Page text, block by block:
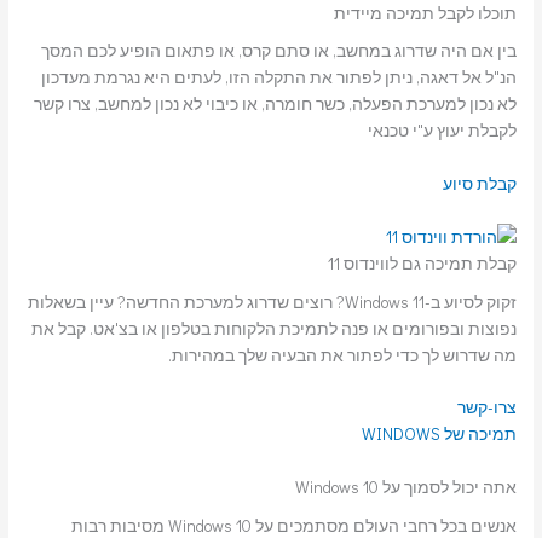
תוכלו לקבל תמיכה מיידית
בין אם היה שדרוג במחשב, או סתם קרס, או פתאום הופיע לכם המסך
הנ"ל אל דאגה, ניתן לפתור את התקלה הזו, לעתים היא נגרמת מעדכון
לא נכון למערכת הפעלה, כשר חומרה, או כיבוי לא נכון למחשב, צרו קשר
לקבלת יעוץ ע"י טכנאי
קבלת סיוע
קבלת תמיכה גם לווינדוס 11
זקוק לסיוע ב-Windows 11? רוצים שדרוג למערכת החדשה? עיין בשאלות
נפוצות ובפורומים או פנה לתמיכת הלקוחות בטלפון או בצ'אט. קבל את
מה שדרוש לך כדי לפתור את הבעיה שלך במהירות.
צרו-קשר
תמיכה של WINDOWS
אתה יכול לסמוך על Windows 10
אנשים בכל רחבי העולם מסתמכים על Windows 10 מסיבות רבות